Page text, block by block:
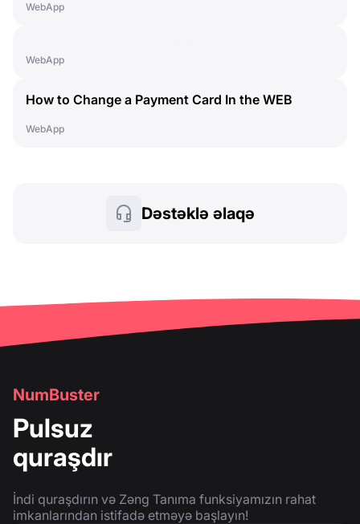
WebApp
WebApp
How to Change a Payment Card In the WEB
WebApp
Dəstəklə əlaqə
NumBuster
Pulsuz
quraşdır
İndi quraşdırın və Zəng Tanıma funksiyamızın rahat
imkanlarından istifadə etməyə başlayın!